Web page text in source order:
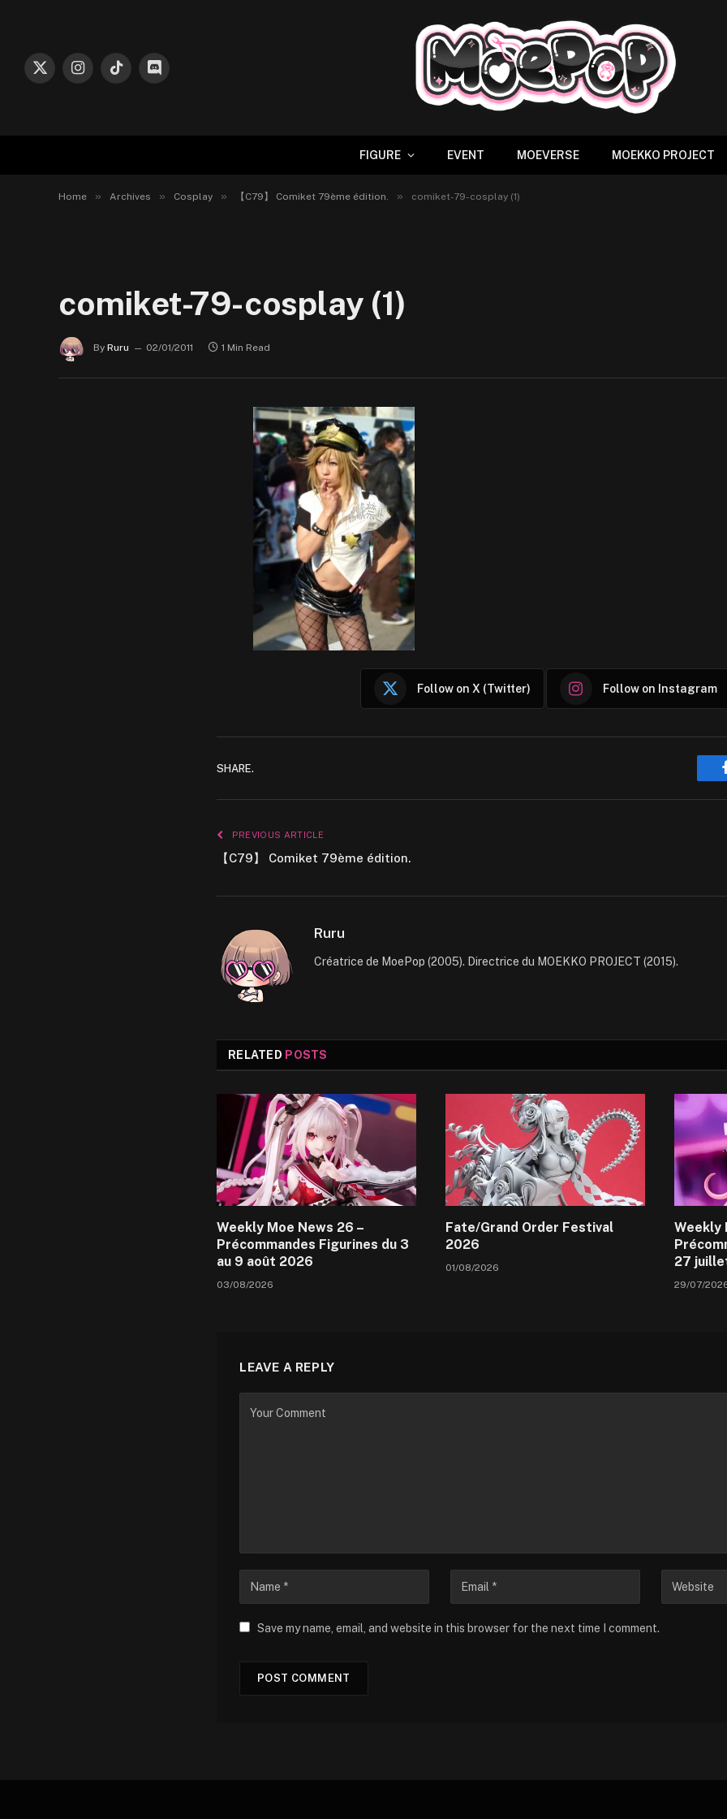
X
InstagramTikTokDiscord
FIGURE EVENT MOEVERSE MOEKKO PROJECT
Home » Archives » Cosplay » 【C79】 Comiket 79ème édition. » comiket-79-cosplay (1)
comiket-79-cosplay (1)
By Ruru 02/01/2011 1 Min Read
Follow on X (Twitter) Follow on Instagram
SHARE.
PREVIOUS ARTICLE
【C79】 Comiket 79ème édition.
Ruru
Créatrice de MoePop (2005). Directrice du MOEKKO PROJECT (2015).
RELATED POSTS
Weekly Moe News 26 –
Précommandes Figurines du 3
au 9 août 2026
03/08/2026
Fate/Grand Order Festival
2026
01/08/2026
Weekly
27
29/07/
LEAVE A REPLY
Save my name, email, and website in this browser for the next time I comment.